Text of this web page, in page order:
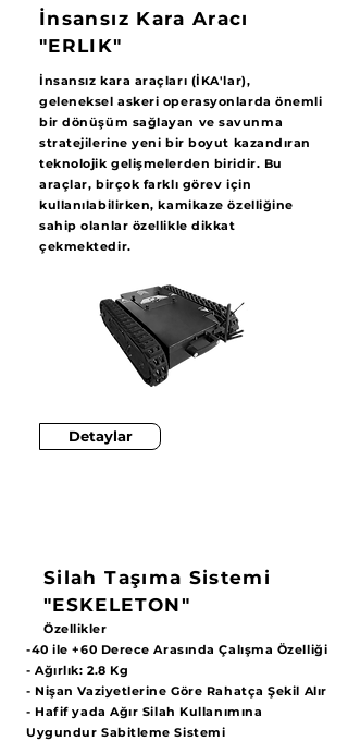
İnsansız Kara Aracı
"ERLIK"
İnsansız kara araçları (İKA'lar),
geleneksel askeri operasyonlarda önemli
bir dönüşüm sağlayan ve savunma
stratejilerine yeni bir boyut kazandıran
teknolojik gelişmelerden biridir. Bu
araçlar, birçok farklı görev için
kullanılabilirken, kamikaze özelliğine
sahip olanlar özellikle dikkat
çekmektedir.
Detaylar
Silah Taşıma Sistemi
"ESKELETON"
Özellikler
-40 ile +60 Derece Arasında Çalışma Özelliği
- Ağırlık: 2.8 Kg
- Nişan Vaziyetlerine Göre Rahatça Şekil Alır
- Hafif yada Ağır Silah Kullanımına
Uygundur Sabitleme Sistemi